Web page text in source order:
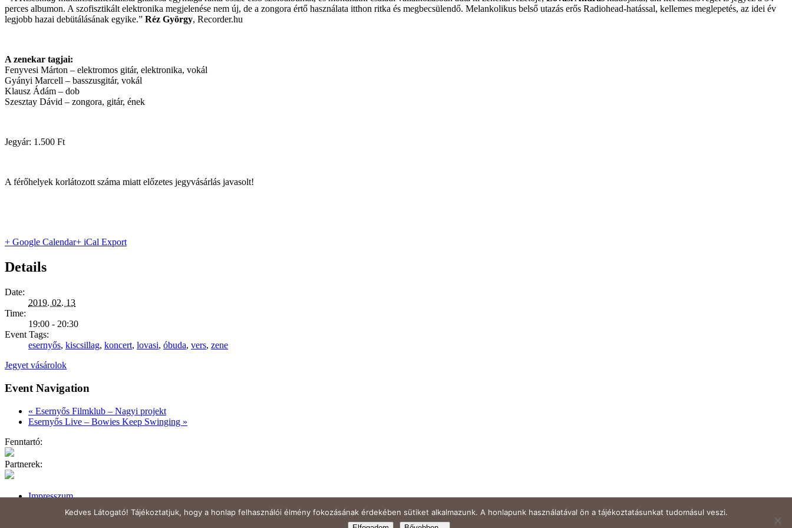
perces albumon. A szofisztikált elektronika megjelenése nem új, de a zongora értő használata itthon ritka és megbecsülendő. Melankolikus belső utazás erős Radiohead-hatással, kellemes meglepetés, az idei év
legjobb hazai debütálásának egyike.” Réz György, Recorder.hu
A zenekar tagjai:
Fenyvesi Márton – elektromos gitár, elektronika, vokál
Gyányi Marcell – basszusgitár, vokál
Klausz Ádám – dob
Szesztay Dávid – zongora, gitár, ének
Jegyár: 1.500 Ft
A férőhelyek korlátozott száma miatt előzetes jegyvásárlás javasolt!
+ Google Calendar+ iCal Export
Details
Date:
2019. 02. 13
Time:
19:00 - 20:30
Event Tags:
esernyős, kiscsillag, koncert, lovasi, óbuda, vers, zene
Jegyet vásárolok
Event Navigation
« Esernyős Filmklub – Nagyi projekt
Esernyős Live – Bowies Keep Swinging »
Fenntartó:
Partnerek:
Impresszum
Kedves Látogató! Tájékoztatjuk, hogy a honlap felhasználói élmény fokozásának érdekében sütiket alkalmazunk. A honlapunk használatával ön a tájékoztatásunkat tudomásul veszi.